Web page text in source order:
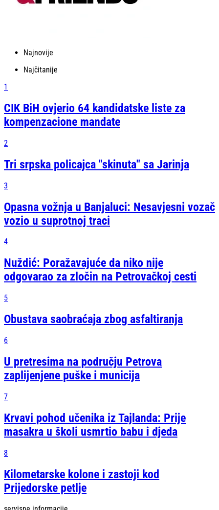
Najnovije
Najčitanije
1
CIK BiH ovjerio 64 kandidatske liste za
kompenzacione mandate
2
Tri srpska policajca "skinuta" sa Jarinja
3
Opasna vožnja u Banjaluci: Nesavjesni vozač
vozio u suprotnoj traci
4
Nuždić: Poražavajuće da niko nije
odgovarao za zločin na Petrovačkoj cesti
5
Obustava saobraćaja zbog asfaltiranja
6
U pretresima na području Petrova
zaplijenjene puške i municija
7
Krvavi pohod učenika iz Tajlanda: Prije
masakra u školi usmrtio babu i djeda
8
Kilometarske kolone i zastoji kod
Prijedorske petlje